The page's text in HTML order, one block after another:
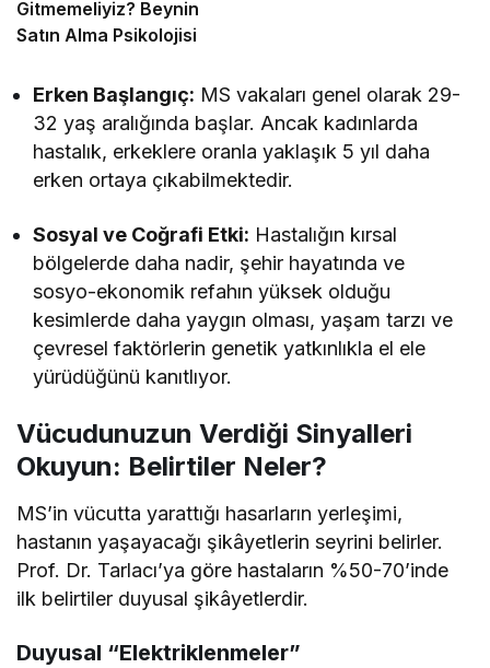
Gitmemeliyiz? Beynin
Satın Alma Psikolojisi
Erken Başlangıç: MS vakaları genel olarak 29-
32 yaş aralığında başlar. Ancak kadınlarda
hastalık, erkeklere oranla yaklaşık 5 yıl daha
erken ortaya çıkabilmektedir.
Sosyal ve Coğrafi Etki: Hastalığın kırsal
bölgelerde daha nadir, şehir hayatında ve
sosyo-ekonomik refahın yüksek olduğu
kesimlerde daha yaygın olması, yaşam tarzı ve
çevresel faktörlerin genetik yatkınlıkla el ele
yürüdüğünü kanıtlıyor.
Vücudunuzun Verdiği Sinyalleri
Okuyun: Belirtiler Neler?
MS’in vücutta yarattığı hasarların yerleşimi,
hastanın yaşayacağı şikâyetlerin seyrini belirler.
Prof. Dr. Tarlacı’ya göre hastaların %50-70’inde
ilk belirtiler duyusal şikâyetlerdir.
Duyusal “Elektriklenmeler”